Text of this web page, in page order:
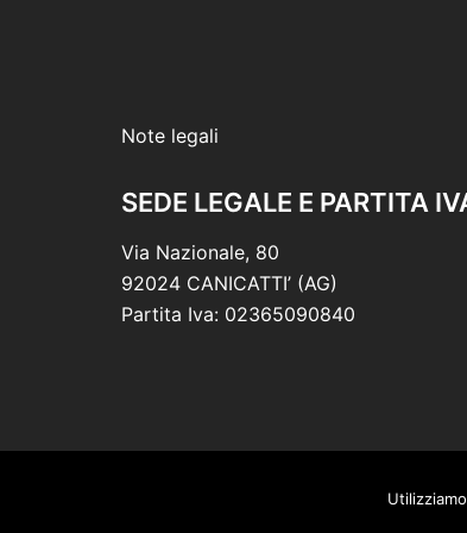
Note legali
SEDE LEGALE E PARTITA
Via Nazionale, 80
92024 CANICATTI’ (AG)
Partita Iva: 02365090840
© 2026 Vaccaro Necrologi.